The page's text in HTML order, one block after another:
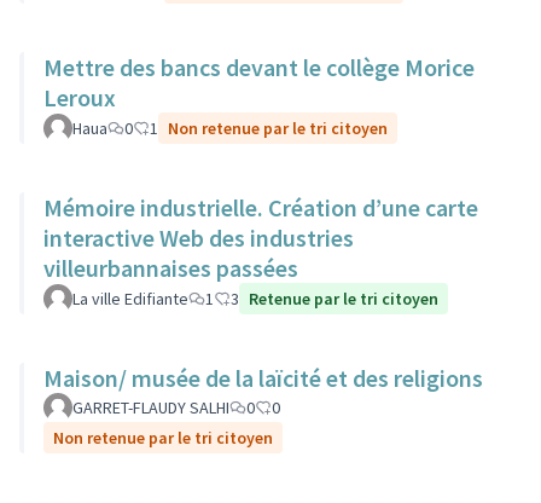
Mettre des bancs devant le collège Morice
Leroux
Haua 0 1 Non retenue par le tri citoyen
Mémoire industrielle. Création d’une carte
interactive Web des industries
villeurbannaises passées
La ville Edifiante 1 3 Retenue par le tri citoyen
Maison/ musée de la laïcité et des religions
GARRET-FLAUDY SALHI 0
0
Non retenue par le tri citoyen